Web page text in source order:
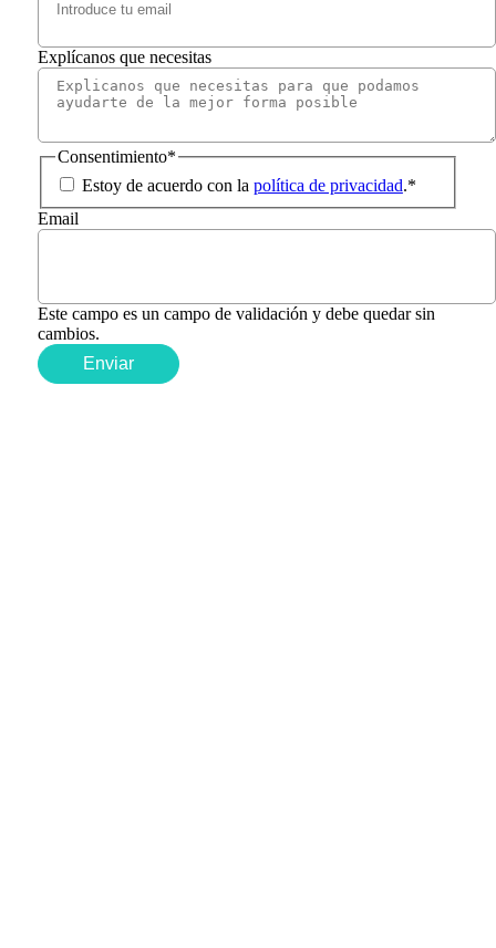
Explícanos que necesitas
Consentimiento*
Estoy de acuerdo con la política de privacidad.*
Email
Este campo es un campo de validación y debe quedar sin
cambios.